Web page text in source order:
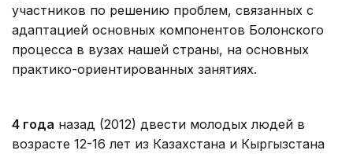
участников по решению проблем, связанных с
адаптацией основных компонентов Болонского
процесса в вузах нашей страны, на основных
практико-ориентированных занятиях.
4 года назад (2012) двести молодых людей в
возрасте 12-16 лет из Казахстана и Кыргызстана